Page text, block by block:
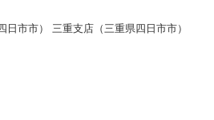
市市） 三重支店（三重県四日市市）